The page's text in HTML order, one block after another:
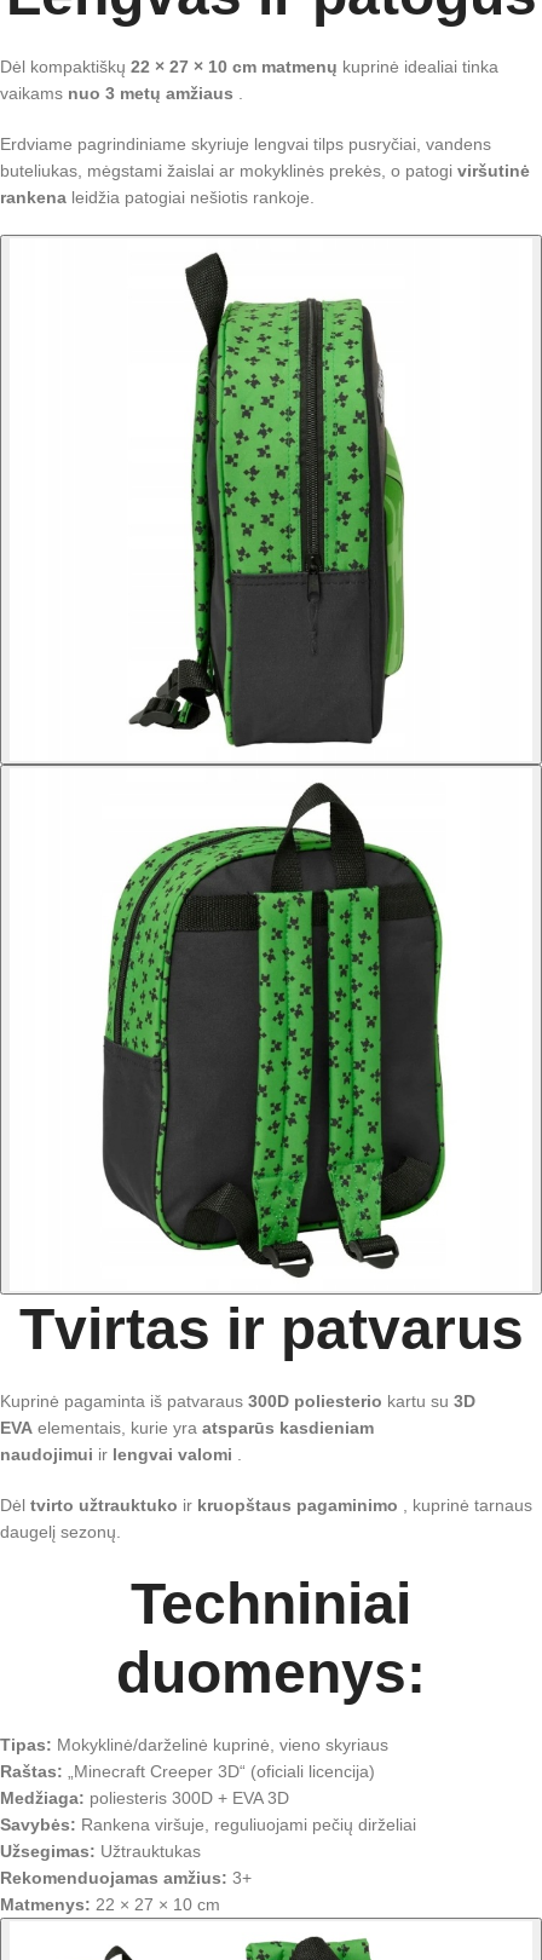
Dėl kompaktiškų 22 × 27 × 10 cm matmenų kuprinė idealiai tinka
vaikams nuo 3 metų amžiaus
Erdviame pagrindiniame skyriuje lengvai tilps pusryčiai, vandens
buteliukas, mėgstami žaislai ar mokyklinės prekės, o patogi viršutinė
rankena leidžia patogiai nešiotis rankoje.
Tvirtas ir patvarus
Kuprinė pagaminta iš patvaraus 300D poliesterio kartu su 3D
EVA elementais, kurie yra atsparūs kasdieniam
naudojimui ir lengvai valomi
Dėl tvirto užtrauktuko ir kruopštaus pagaminimo , kuprinė tarnaus
daugelį sezonų.
Techniniai
duomenys:
Tipas: Mokyklinė/darželinė kuprinė, vieno skyriaus
Raštas: „Minecraft Creeper 3D“ (oficiali licencija)
Medžiaga: poliesteris 300D + EVA 3D
Savybės: Rankena viršuje, reguliuojami pečių dirželiai
Užsegimas: Užtrauktukas
Rekomenduojamas amžius: 3+
Matmenys: 22 × 27 × 10 cm